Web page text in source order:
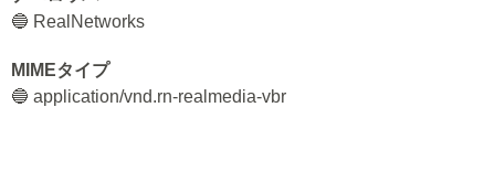
🔵 RealNetworks
MIMEタイプ
🔵 application/vnd.rn-realmedia-vbr